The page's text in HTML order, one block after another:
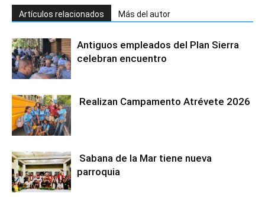
Artículos relacionados Más del autor
Antiguos empleados del Plan Sierra
celebran encuentro
Realizan Campamento Atrévete 2026
Sabana de la Mar tiene nueva
parroquia